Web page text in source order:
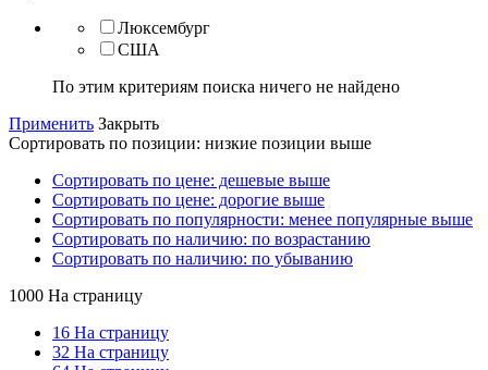
Люксембург
США
По этим критериям поиска ничего не найдено
Применить Закрыть
Сортировать по позиции: низкие позиции выше
Сортировать по цене: дешевые выше
Сортировать по цене: дорогие выше
Сортировать по популярности: менее популярные выше
Сортировать по наличию: по возрастанию
Сортировать по наличию: по убыванию
1000 На страницу
16 На страницу
32 На страницу